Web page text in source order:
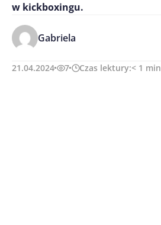
w kickboxingu.
Gabriela
21.04.2024 7 Czas lektury:< 1 min